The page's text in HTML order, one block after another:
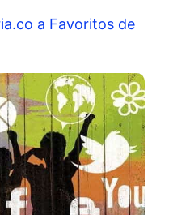
a Favoritos de